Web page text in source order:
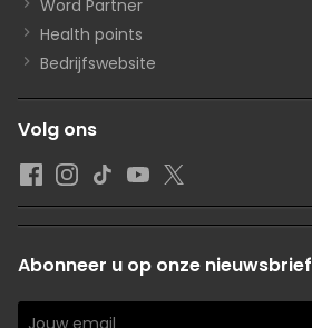
Word Partner
Health points
Bedrijfswebsite
Volg ons
Abonneer u op onze nieuwsbrief